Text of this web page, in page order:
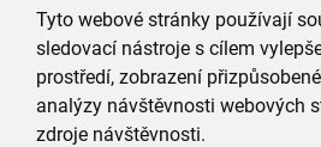
Tyto webové stránky používají
sledovací nástroje s cílem
prostředí, zobrazení
analýzy návštěvnosti webových
zdroje návštěvnosti.
při nákupu nad 999 Kč
Zboží doručujeme rychle
máme téměr vše skladem